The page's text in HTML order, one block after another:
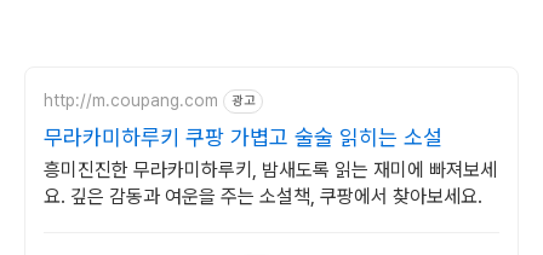
http://m.coupang.com 광고
무라카미하루키 쿠팡 가볍고 술술 읽히는 소설
흥미진진한 무라카미하루키, 밤새도록 읽는 재미에 빠져보세
요. 깊은 감동과 여운을 주는 소설책, 쿠팡에서 찾아보세요.